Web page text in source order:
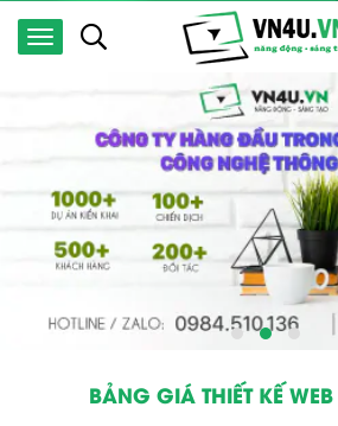
BẢNG GIÁ THIẾT KẾ